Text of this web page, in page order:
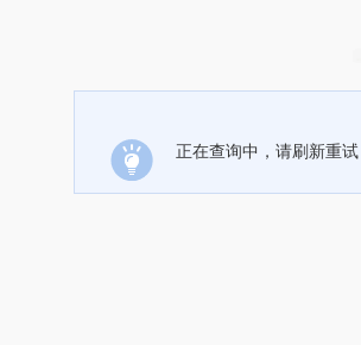
正在查询中，请刷新重试